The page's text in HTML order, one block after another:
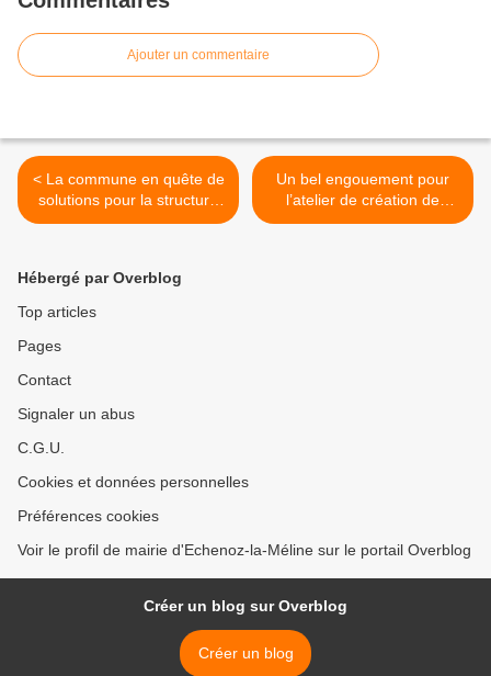
Ajouter un commentaire
< La commune en quête de
solutions pour la structure
de l’église
Un bel engouement pour
l’atelier de création de
bijoux >
Hébergé par Overblog
Top articles
Pages
Contact
Signaler un abus
C.G.U.
Cookies et données personnelles
Préférences cookies
Voir le profil de mairie d'Echenoz-la-Méline sur le portail Overblog
Créer un blog sur Overblog
Créer un blog